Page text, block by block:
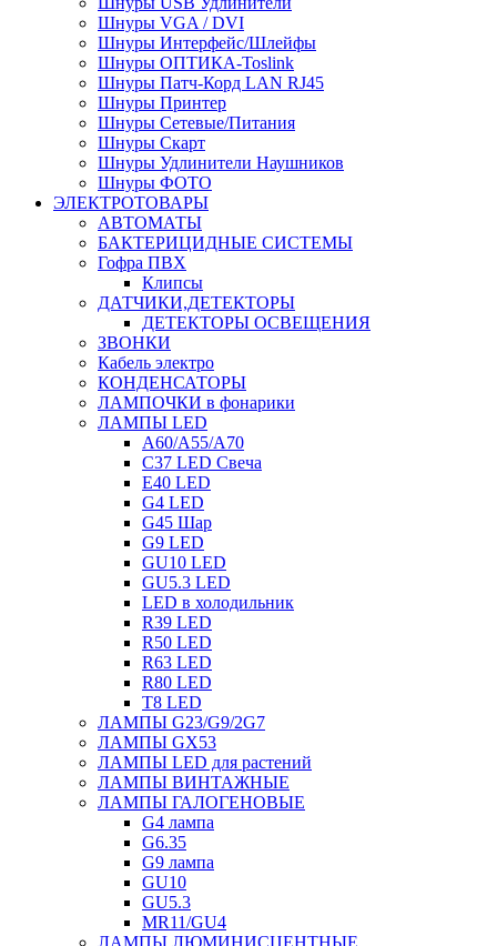
Шнуры VGA / DVI
Шнуры Интерфейс/Шлейфы
Шнуры ОПТИКА-Toslink
Шнуры Патч-Корд LAN RJ45
Шнуры Принтер
Шнуры Сетевые/Питания
Шнуры Скарт
Шнуры Удлинители Наушников
Шнуры ФОТО
ЭЛЕКТРОТОВАРЫ
АВТОМАТЫ
БАКТЕРИЦИДНЫЕ СИСТЕМЫ
Гофра ПВХ
Клипсы
ДАТЧИКИ,ДЕТЕКТОРЫ
ДЕТЕКТОРЫ ОСВЕЩЕНИЯ
ЗВОНКИ
Кабель электро
КОНДЕНСАТОРЫ
ЛАМПОЧКИ в фонарики
ЛАМПЫ LED
A60/A55/A70
C37 LED Свеча
E40 LED
G4 LED
G45 Шар
G9 LED
GU10 LED
GU5.3 LED
LED в холодильник
R39 LED
R50 LED
R63 LED
R80 LED
T8 LED
ЛАМПЫ G23/G9/2G7
ЛАМПЫ GX53
ЛАМПЫ LED для растений
ЛАМПЫ ВИНТАЖНЫЕ
ЛАМПЫ ГАЛОГЕНОВЫЕ
G4 лампа
G6.35
G9 лампа
GU10
GU5.3
MR11/GU4
ЛАМПЫ ЛЮМИНИСЦЕНТНЫЕ